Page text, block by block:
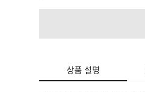
상품 설명